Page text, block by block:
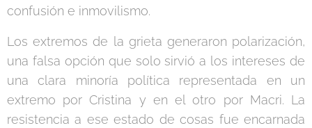
confusión e inmovilismo.
Los extremos de la grieta generaron polarización,
una falsa opción que solo sirvió a los intereses de
una clara minoría política representada en un
extremo por Cristina y en el otro por Macri. La
resistencia a ese estado de cosas fue encarnada